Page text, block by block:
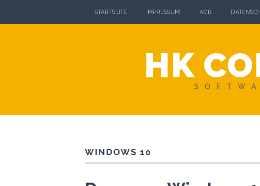
STARTSEITE IMPRESSUM AGB
HK
WINDOWS 10